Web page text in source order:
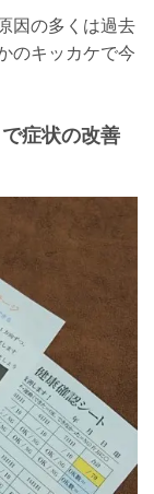
因の多くは過去
のキッカケで今
症状の改善